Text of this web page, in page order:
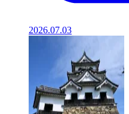
2026.07.03